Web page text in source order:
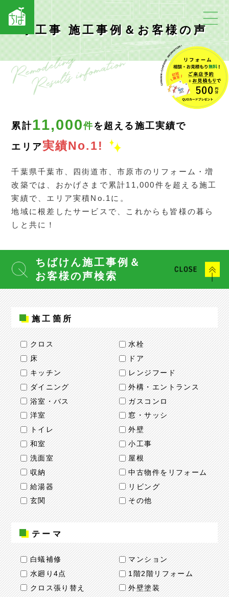
小工事 施工事例＆お客様の声
累計11,000件を超える施工実績で
エリア実績No.1!
千葉県千葉市、四街道市、市原市のリフォーム・増
改築では、おかげさまで累計11,000件を超える施工
実績で、エリア実積No.1に。
地域に根差したサービスで、これからも皆様の暮ら
しと共に！
ちばけん施工事例＆
お客様の声検索
施工箇所
クロス
水栓
床
ドア
キッチン
レンジフード
ダイニング
外構・エントランス
浴室・バス
ガスコンロ
洋室
窓・サッシ
トイレ
外壁
和室
小工事
洗面室
屋根
収納
中古物件をリフォーム
給湯器
リビング
玄関
その他
テーマ
白蟻補修
マンション
水廻り4点
1階2階リフォーム
クロス張り替え
外壁塗装